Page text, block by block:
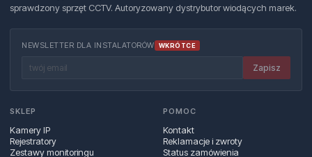
sprawdzony sprzęt CCTV. Autoryzowany dystrybutor wiodących marek.
NEWSLETTER DLA INSTALATORÓW WKRÓTCE
Zapisz
SKLEP
Kamery IP
Rejestratory
Zestawy monitoringu
POMOC
Kontakt
Reklamacje i zwroty
Status zamówienia